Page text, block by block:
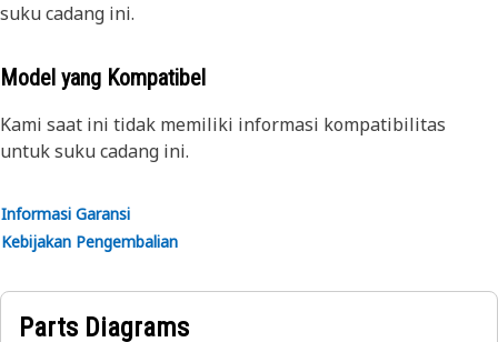
suku cadang ini.
Model yang Kompatibel
Kami saat ini tidak memiliki informasi kompatibilitas
untuk suku cadang ini.
Informasi Garansi
Kebijakan Pengembalian
Parts Diagrams